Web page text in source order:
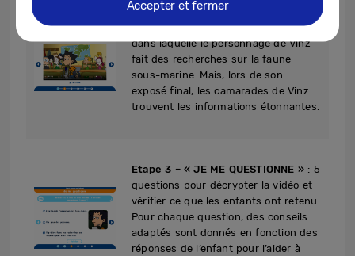
Etape 2 – « J’OBSERVE » :une vidéo
dans laquelle le personnage de Vinz
fait des recherches sur la faune
sous-marine. Mais, lors de son
exposé final, les camarades de Vinz
trouvent les informations étonnantes.
Etape 3 – « JE ME QUESTIONNE »: 5
questions pour décrypter la vidéo et
vérifier ce que les enfants ont retenu.
Pour chaque question, des conseils
adaptés sont donnés en fonction des
réponses de l’enfant pour l’aider à
Accepter et fermer